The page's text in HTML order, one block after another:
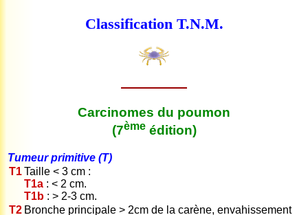
Classification T.N.M.
Carcinomes du poumon
(7èmeédition)
Tumeur primitive (T)
T1 Taille < 3 cm :
T1a : < 2 cm.
T1b : > 2-3 cm.
T2 Bronche principale > 2cm de la carène, envahissement